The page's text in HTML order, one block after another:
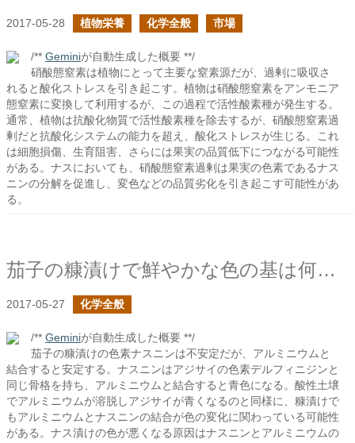
2017-05-28 植物栄養 化学全般 市場
/** Geminiが自動生成した概要 **/
硝酸態窒素は植物にとって主要な窒素源だが、過剰に吸収さ
れると酸化ストレスを引き起こす。植物は硝酸態窒素をアンモニア
態窒素に変換して利用するが、この過程で活性酸素種が発生する。
通常、植物は抗酸化物質で活性酸素種を除去するが、硝酸態窒素過
剰だと抗酸化システムの能力を超え、酸化ストレスが生じる。これ
は細胞損傷、生育阻害、さらには果実の品質低下につながる可能性
がある。ナスにおいても、硝酸態窒素過剰は果実の色素であるナス
ニンの分解を促進し、変色などの品質劣化を引き起こす可能性があ
る。
茄子の糠漬けで鮮やかな色の基は何か？
2017-05-27 化学全般
/** Geminiが自動生成した概要 **/
茄子の糠漬けの色素ナスニンは不安定だが、アルミニウムと
結合すると安定する。ナスニンはアジサイの色素デルフィニジンと
同じ骨格を持ち、アルミニウムと結合すると青色になる。酸性土壌
でアルミニウムが溶脱しアジサイが青くなるのと同様に、糠漬けで
もアルミニウムとナスニンの結合が色の変化に関わっている可能性
がある。ナス漬けの色が悪くなる原因はナスニンとアルミニウムの